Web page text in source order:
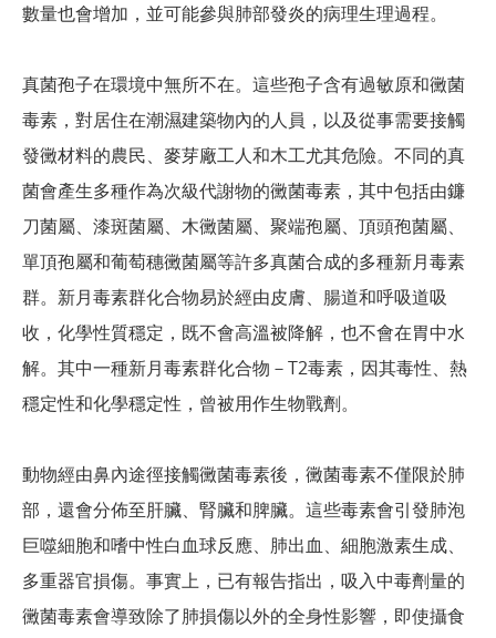
數量也會增加，並可能參與肺部發炎的病理生理過程。
真菌孢子在環境中無所不在。這些孢子含有過敏原和黴菌
毒素，對居住在潮濕建築物內的人員，以及從事需要接觸
發黴材料的農民、麥芽廠工人和木工尤其危險。不同的真
菌會產生多種作為次級代謝物的黴菌毒素，其中包括由鐮
刀菌屬、漆斑菌屬、木黴菌屬、聚端孢屬、頂頭孢菌屬、
單頂孢屬和葡萄穗黴菌屬等許多真菌合成的多種新月毒素
群。新月毒素群化合物易於經由皮膚、腸道和呼吸道吸
收，化學性質穩定，既不會高溫被降解，也不會在胃中水
解。其中一種新月毒素群化合物－T2毒素，因其毒性、熱
穩定性和化學穩定性，曾被用作生物戰劑。
動物經由鼻內途徑接觸黴菌毒素後，黴菌毒素不僅限於肺
部，還會分佈至肝臟、腎臟和脾臟。這些毒素會引發肺泡
巨噬細胞和嗜中性白血球反應、肺出血、細胞激素生成、
多重器官損傷。事實上，已有報告指出，吸入中毒劑量的
黴菌毒素會導致除了肺損傷以外的全身性影響，即使攝食